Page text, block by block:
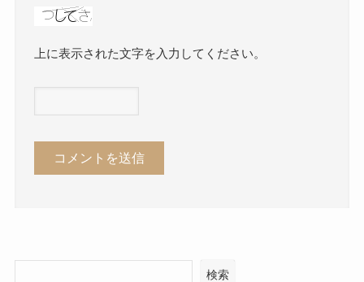
上に表示された文字を入力してください。
検索